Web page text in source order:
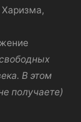
В этом
получаете)